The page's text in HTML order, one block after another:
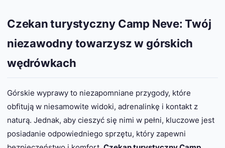
Czekan turystyczny Camp Neve: Twój
niezawodny towarzysz w górskich
wędrówkach
Górskie wyprawy to niezapomniane przygody, które
obfitują w niesamowite widoki, adrenalinkę i kontakt z
naturą. Jednak, aby cieszyć się nimi w pełni, kluczowe jest
posiadanie odpowiedniego sprzętu, który zapewni